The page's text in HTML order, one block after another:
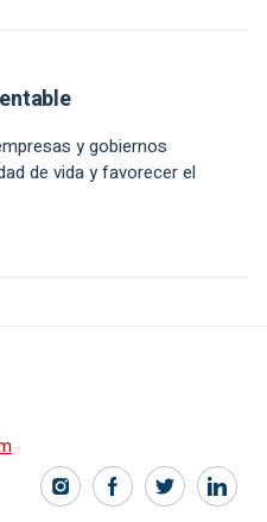
y gobiernos
de vida y favorecer el